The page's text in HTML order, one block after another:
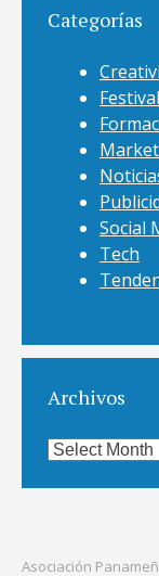
Categorías
Social
Tech
Archivos
Archivos
Asociación